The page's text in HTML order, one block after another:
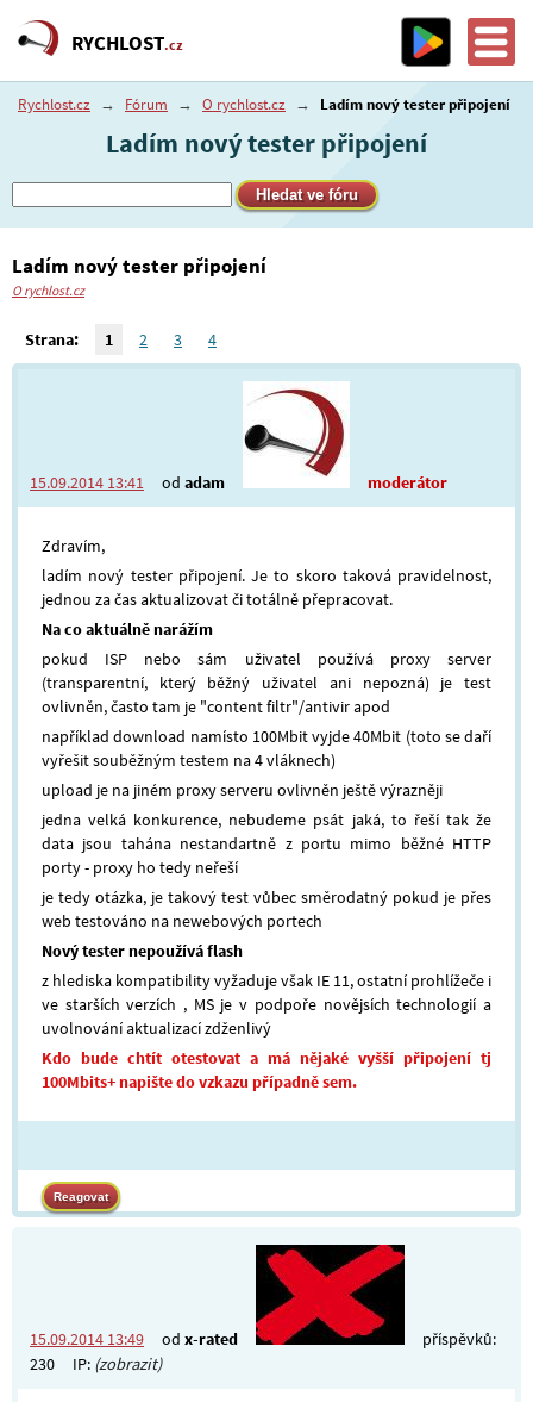
RYCHLOST.cz
Rychlost.cz → Fórum → O rychlost.cz → Ladím nový tester připojení
Ladím nový tester připojení
Ladím nový tester připojení
O rychlost.cz
Strana: 1 2 3 4
15.09.2014 13:41 od adam moderátor
Zdravím,
ladím nový tester připojení. Je to skoro taková pravidelnost,
jednou za čas aktualizovat či totálně přepracovat.
Na co aktuálně narážím
pokud ISP nebo sám uživatel používá proxy server
(transparentní, který běžný uživatel ani nepozná) je test
ovlivněn, často tam je "content filtr"/antivir apod
například download namísto 100Mbit vyjde 40Mbit (toto se daří
vyřešit souběžným testem na 4 vláknech)
upload je na jiném proxy serveru ovlivněn ještě výrazněji
jedna velká konkurence, nebudeme psát jaká, to řeší tak že
data jsou tahána nestandartně z portu mimo běžné HTTP
porty - proxy ho tedy neřeší
je tedy otázka, je takový test vůbec směrodatný pokud je přes
web testováno na newebových portech
Nový tester nepoužívá flash
z hlediska kompatibility vyžaduje však IE 11, ostatní prohlížeče i
ve starších verzích , MS je v podpoře novějsích technologií a
uvolnování aktualizací zdženlivý
Kdo bude chtít otestovat a má nějaké vyšší připojení tj
100Mbits+ napište do vzkazu případně sem.
15.09.2014 13:49 od x-rated
příspěvků:
230
IP: (zobrazit)